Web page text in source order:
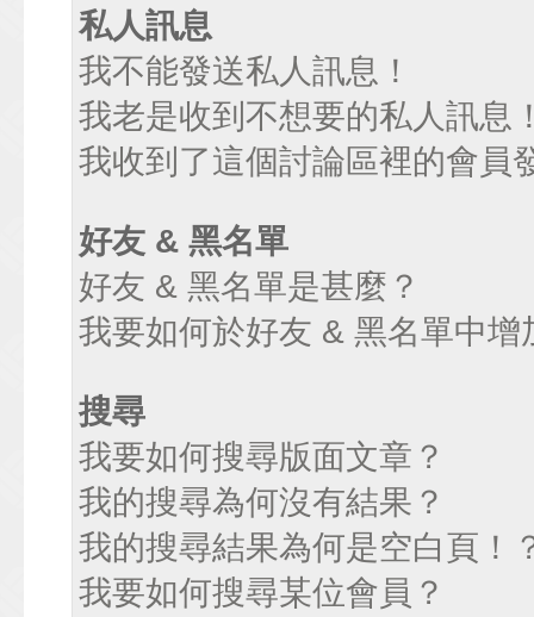
私人訊息
我不能發送私人訊息！
我老是收到不想要的私人訊息
我收到了這個討論區裡的會員
好友 & 黑名單
好友 & 黑名單是甚麼？
我要如何於好友 & 黑名單中增
搜尋
我要如何搜尋版面文章？
我的搜尋為何沒有結果？
我的搜尋結果為何是空白頁！
我要如何搜尋某位會員？